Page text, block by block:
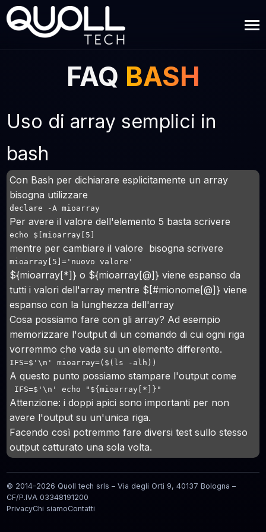
FAQ BASH
Uso di array semplici in
bash
Con Bash per dichiarare esplicitamente un array
bisogna utilizzare
declare -A mioarray
Per avere il valore dell'elemento 5 basta scrivere
echo $[mioarray[5]
mentre per cambiare il valore bisogna scrivere
mioarray[5]='nuovo valore'
${mioarray[*]} o ${mioarray[@]} viene espanso da
tutti i valori dell'array mentre $[#mionome[@]} viene
espanso con la lunghezza dell'array
Cosa possiamo fare con gli array? Ad esempio
memorizzare l'output di un comando di cui ogni riga
vorremmo che vada su un elemento differente.
IFS=$'\n' mioarray=($(ls -alh))
A questo punto possiamo stampare l'output come
IFS=$'\n' echo "${mioarray[*]}"
Attenzione: i doppi apici sono importanti per non
avere l'output su un'unica riga.
Facendo così potremmo fare diversi test sullo stesso
output catturato una sola volta.
© 2014–2026 Quoll tech srls – Via degli Orti 9, 40137 Bologna –
CF/P.IVA 03348191200
PrivacyChi siamoContatti